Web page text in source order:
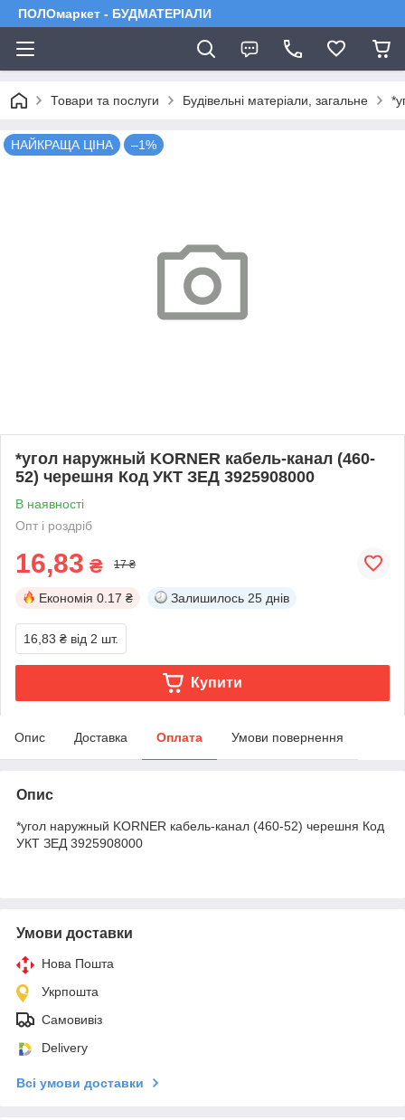
ПОЛОмаркет - БУДМАТЕРІАЛИ
Товари та послуги Будівельні матеріали, загальне
НАЙКРАЩА ЦІНА –1%
*угол наружный KORNER кабель-канал (460-
52) черешня Код УКТ ЗЕД 3925908000
В наявності
Опт і роздріб
16,83 ₴ 17 ₴
Економія 0.17 ₴ Залишилось 25 днів
16,83 ₴ від 2 шт.
Купити
Опис Доставка Оплата Умови повернення
Опис
*угол наружный KORNER кабель-канал (460-52) черешня Код
УКТ ЗЕД 3925908000
Умови доставки
Нова Пошта
Укрпошта
Самовивіз
Delivery
Всі умови доставки